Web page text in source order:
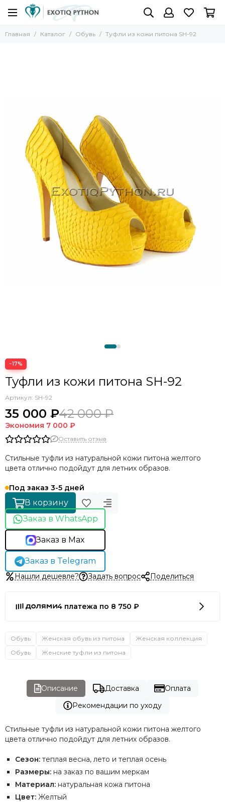
Главная Каталог Обувь Туфли из кожи питона SH-92
−17%
Туфли из кожи питона SH-92
Артикул: SH-92
35 000 ₽42 000 ₽
Экономия 7 000 ₽
Оставить отзыв
Стильные туфли из натуральной кожи питона желтого
цвета отлично подойдут для летних образов.
Под заказ 3-5 дней
В корзину
Заказ в WhatsApp
Заказ в Max
Заказ в Telegram
Нашли дешевле? Задать вопрос Поделиться
4 платежа по 8 750 ₽
Обувь Женская обувь из питона
Женская коллекция
Обувь
Женские туфли из питона
Описание Доставка
Оплата
Рекомендации по уходу
Стильные туфли из натуральной кожи питона желтого
цвета отлично подойдут для летних образов.
Сезон: теплая весна, лето и теплая осень
Размеры: на заказ по вашим меркам
Материал: натуральная кожа питона
Цвет: Желтый